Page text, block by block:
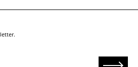
Senden